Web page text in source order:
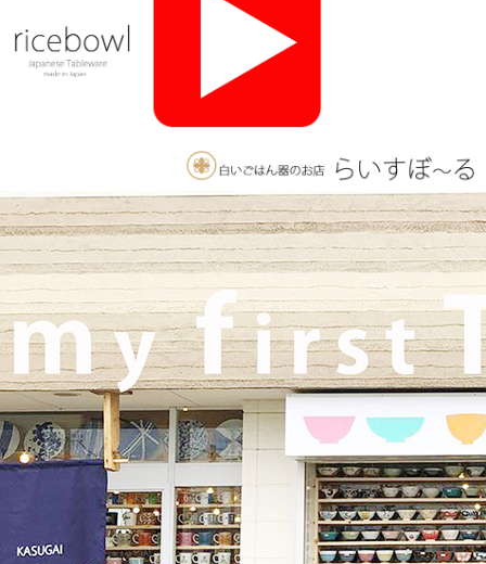
んご用意しております。みなさまのご来店をお待ちしております
♪
碗。実店舗でも手にとっていただけます♪海外発送も承っており
2025/10/26
≪軽井沢店営業のお知らせ≫ いつもご覧いただきありがとうご
ざいます。軽井沢店2026年はGW頃オープンとなります！ご期待
くださいませ！！ 2025年は11月3日（火）
までの営業となり
ます。
2025/9/26
≪テレビで紹介されました≫ 2025年9月26日 東海テレビ 『ニュ
ースONE』 ひとつに特化で差別化！「東海地方の専門店」コー
ナーで白いごはん器のお店 らいすぼーる 春日井店が紹介されま